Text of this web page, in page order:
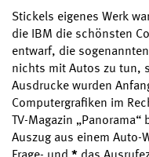
Stickels eigenes Werk
die IBM die schönsten
entwarf, die
nichts mit Autos zu tun,
Ausdrucke wurden
Computergrafiken im
TV-Magazin
Auszug aus einem Auto-